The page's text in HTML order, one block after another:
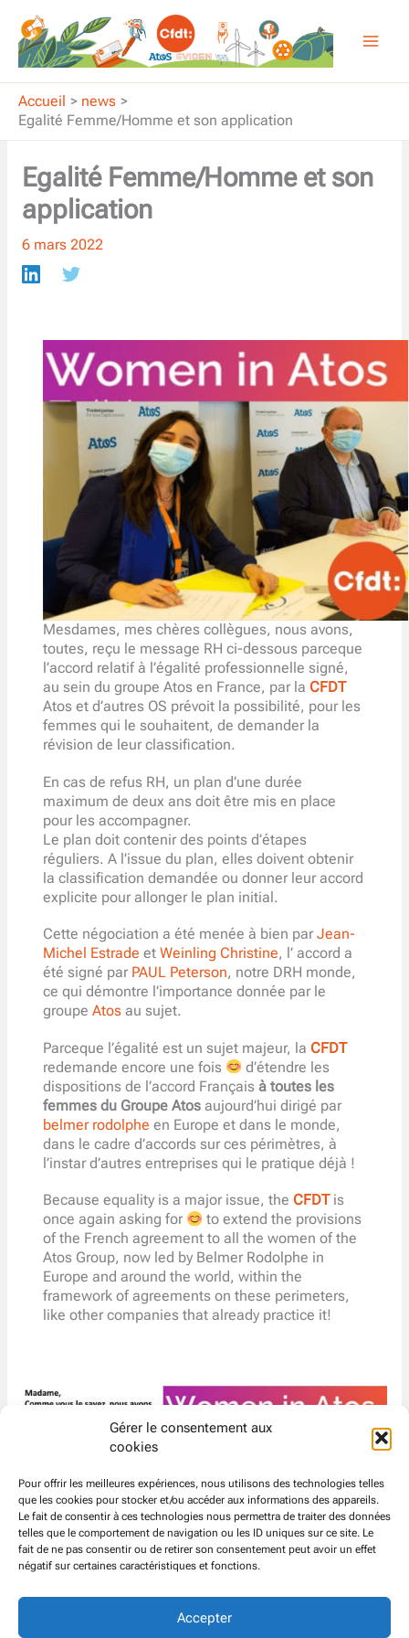
Gérer le consentement aux
cookies
Pour offrir les meilleures expériences, nous utilisons des technologies telles
que les cookies pour stocker et/ou accéder aux informations des appareils.
Le fait de consentir à ces technologies nous permettra de traiter des données
telles que le comportement de navigation ou les ID uniques sur ce site. Le
fait de ne pas consentir ou de retirer son consentement peut avoir un effet
négatif sur certaines caractéristiques et fonctions.
Accepter
contenu
Accueil
news
Egalité Femme/Homme et son application
Egalité Femme/Homme et son
application
6 mars 2022
Mesdames, mes chères collègues, nous avons,
toutes, reçu le message RH ci-dessous parceque
l’accord relatif à l’égalité professionnelle signé,
au sein du groupe Atos en France, par la CFDT
Atos et d’autres OS prévoit la possibilité, pour les
femmes qui le souhaitent, de demander la
révision de leur classification.
En cas de refus RH, un plan d’une durée
maximum de deux ans doit être mis en place
pour les accompagner.
Le plan doit contenir des points d’étapes
réguliers. A l’issue du plan, elles doivent obtenir
la classification demandée ou donner leur accord
explicite pour allonger le plan initial.
Cette négociation a été menée à bien parJean-
Michel Estrade etWeinling Christine, l’ accord a
été signé par PAUL Peterson, notre DRH monde,
ce qui démontre l’importance donnée par le
groupeAtos au sujet.
Parceque l’égalité est un sujet majeur, la CFDT
redemande encore une fois
d’étendre les
dispositions de l’accord Françaisà toutes les
femmes du Groupe Atos aujourd’hui dirigé par
belmer rodolphe en Europe et dans le monde,
dans le cadre d’accords sur ces périmètres, à
l’instar d’autres entreprises qui le pratique déjà !
Because equality is a major issue, the CFDT is
once again asking for
to extend the provisions
of the French agreement to all the women of the
Atos Group, now led by Belmer Rodolphe in
Europe and around the world, within the
framework of agreements on these perimeters,
like other companies that already practice it!